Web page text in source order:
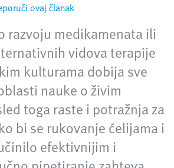
ovaj članak
razvoju medikamenata ili
vidova terapije
kulturama dobija sve
nauke o živim
toga raste i potražnja za
bi se rukovanje ćelijama i
efektivnijim i